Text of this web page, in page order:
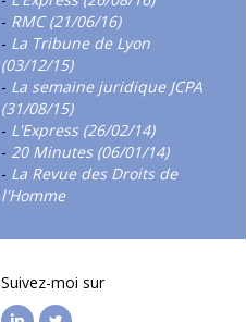
- RMC (21/06/16)
- La Tribune de Lyon
(03/12/15)
- La semaine juridique JCPA
(31/08/15)
- L'Express (26/02/14)
- 20 Minutes (06/01/14)
- La Revue des Droits de
l'Homme
Suivez-moi sur